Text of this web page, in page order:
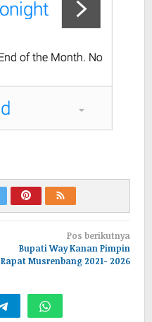
Pos berikutnya
Bupati Way Kanan Pimpin
Rapat Musrenbang 2021- 2026